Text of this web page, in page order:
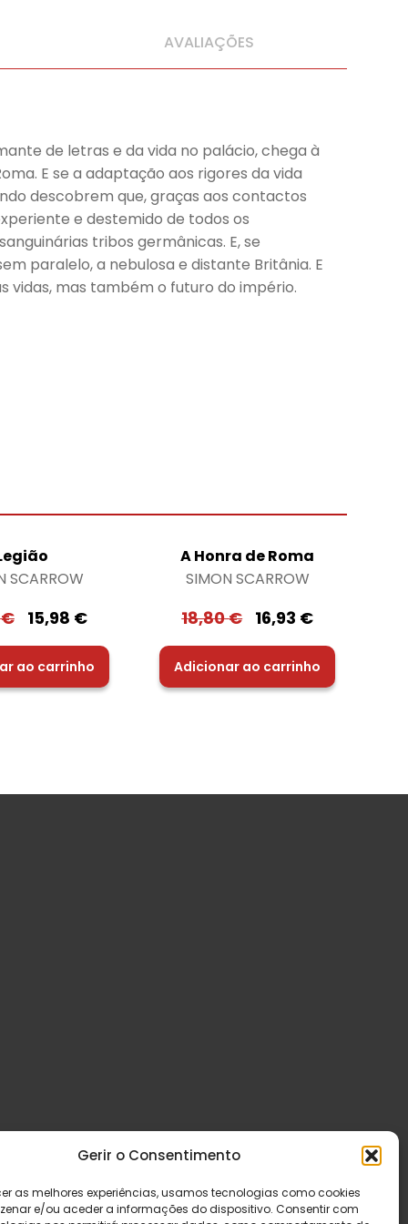
Gerir o Consentimento
as melhores experiências, usamos tecnologias como cookies
e/ou aceder a informações do dispositivo. Consentir com
AVALIAÇÕES
de letras e da vida no palácio, chega à
E se a adaptação aos rigores da vida
descobrem que, graças aos contactos
e destemido de todos os
tribos germânicas. E, se
paralelo, a nebulosa e distante Britânia. E
vidas, mas também o futuro do império.
SCARROW
€ 15,98 €
ao carrinho
A Honra de Roma
SIMON SCARROW
18,80€ 16,93 €
Adicionar ao carrinho